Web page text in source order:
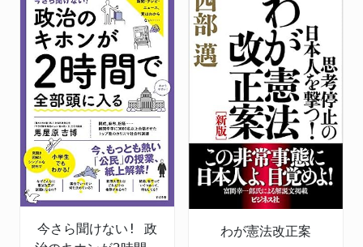
今さら聞けない! 政
わが憲法改正案